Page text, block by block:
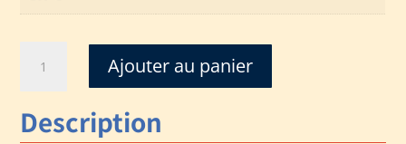
OU
EST
LE
Ajouter au panier
Description